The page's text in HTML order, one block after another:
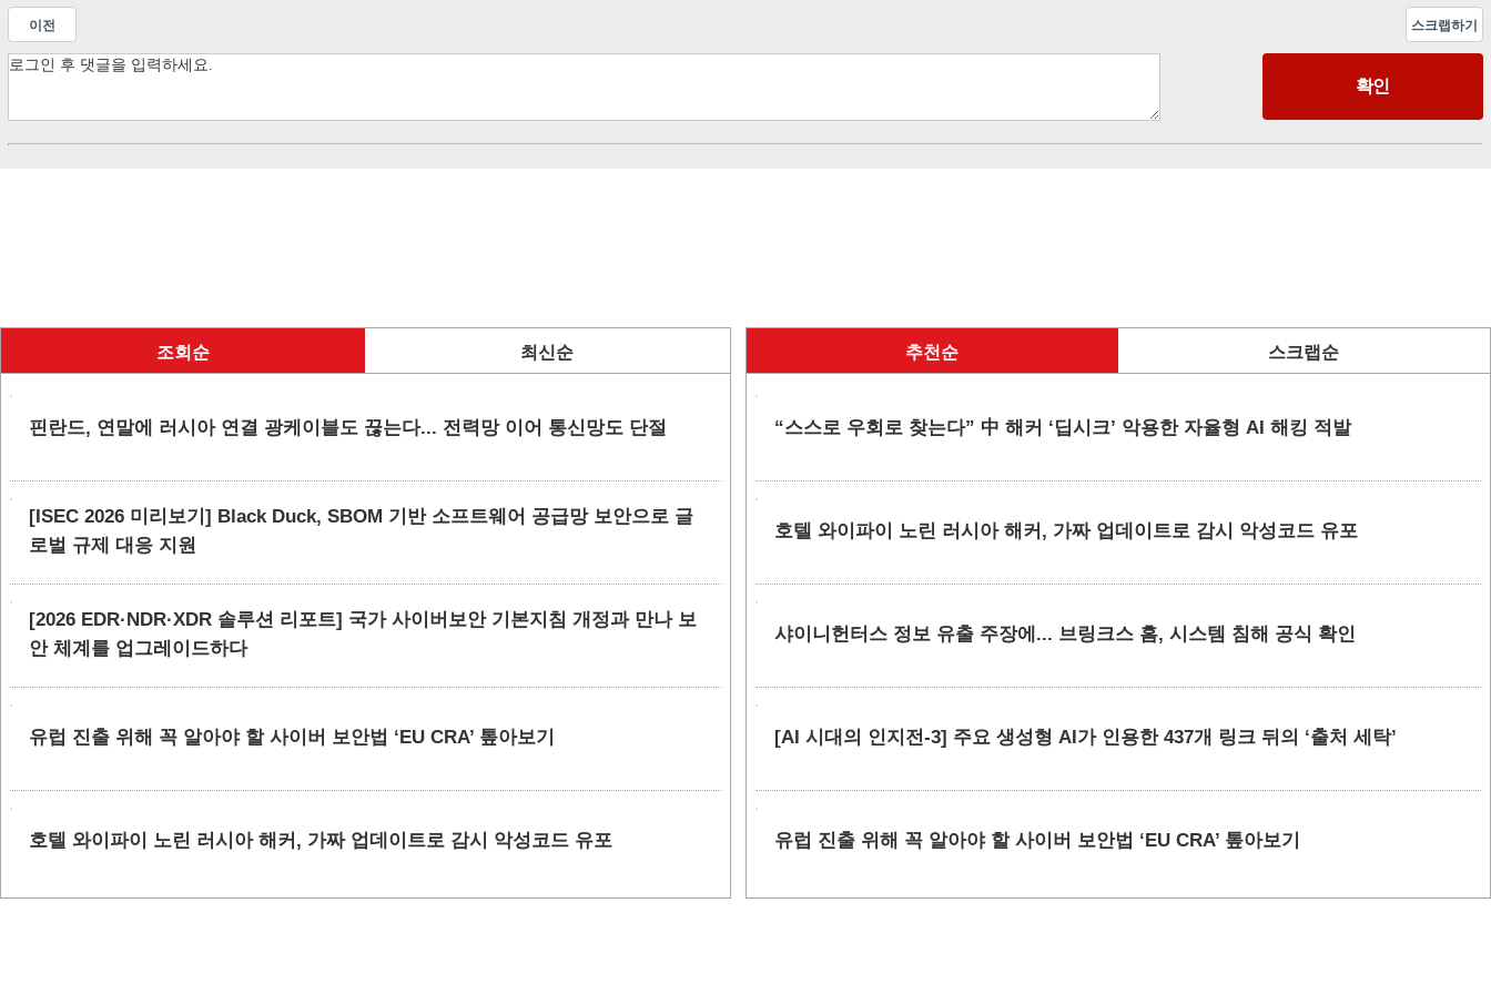
이전 스크랩하기
조회순 최신순
핀란드, 연말에 러시아 연결 광케이블도 끊는다... 전력망 이어 통신망도 단절
[ISEC 2026 미리보기] Black Duck, SBOM 기반 소프트웨어 공급망 보안으로 글
로벌 규제 대응 지원
[2026 EDR·NDR·XDR 솔루션 리포트] 국가 사이버보안 기본지침 개정과 만나 보
안 체계를 업그레이드하다
유럽 진출 위해 꼭 알아야 할 사이버 보안법 ‘EU CRA’ 톺아보기
호텔 와이파이 노린 러시아 해커, 가짜 업데이트로 감시 악성코드 유포
추천순 스크랩순
“스스로 우회로 찾는다” 中 해커 ‘딥시크’ 악용한 자율형 AI 해킹 적발
호텔 와이파이 노린 러시아 해커, 가짜 업데이트로 감시 악성코드 유포
샤이니헌터스 정보 유출 주장에... 브링크스 홈, 시스템 침해 공식 확인
[AI 시대의 인지전-3] 주요 생성형 AI가 인용한 437개 링크 뒤의 ‘출처 세탁’
유럽 진출 위해 꼭 알아야 할 사이버 보안법 ‘EU CRA’ 톺아보기